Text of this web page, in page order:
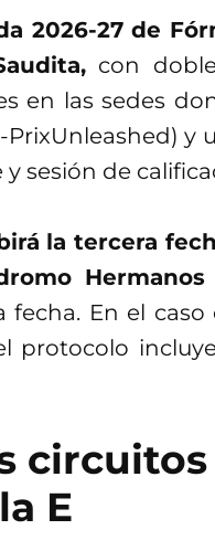
2026-27 de
con
en las sedes
PrixUnleashed) y
sesión de
la tercera
fecha. En el caso
protocolo
E